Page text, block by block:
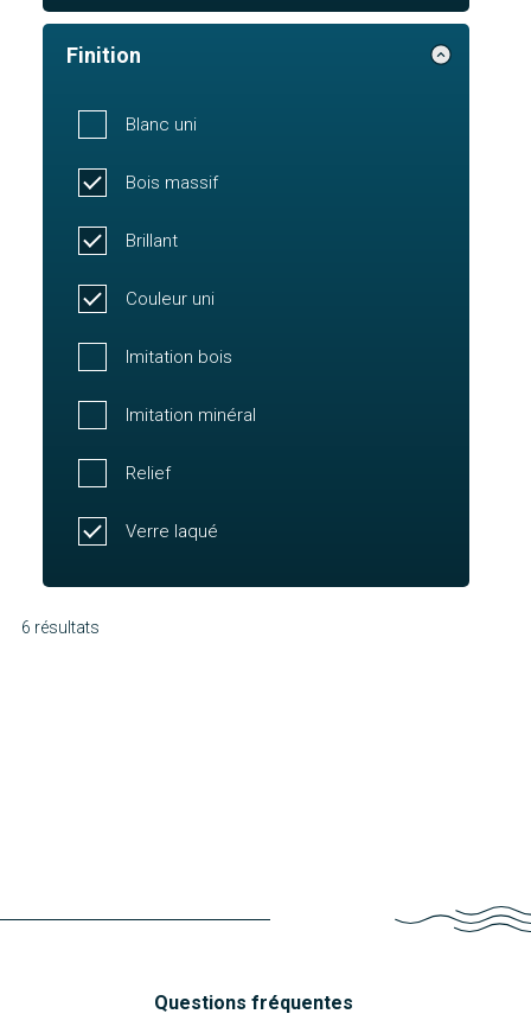
Finition
Blanc uni
Bois massif
Brillant
Couleur uni
Imitation bois
Imitation minéral
Relief
Verre laqué
6 résultats
Questions fréquentes